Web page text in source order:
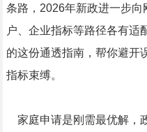
条路，2026年新政进一步
户、企业指标等路径各有适
的这份通透指南，帮你避开
指标束缚。
家庭申请是刚需最优解，